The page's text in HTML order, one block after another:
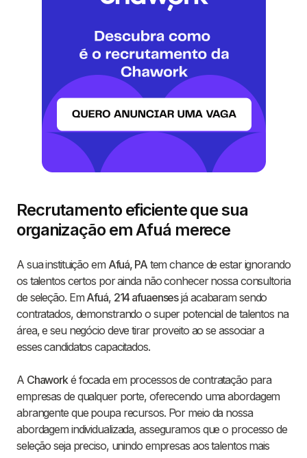
Recrutamento eficiente que sua
organização em Afuá merece
A sua instituição em Afuá, PAtem chance de estar ignorando
os talentos certos por ainda não conhecer nossa consultoria
de seleção. Em Afuá, 214 afuaensesjá acabaram sendo
contratados, demonstrando o super potencial de talentos na
área, e seu negócio deve tirar proveito ao se associar a
esses candidatos capacitados.
A Chaworké focada em processos de contratação para
empresas de qualquer porte, oferecendo uma abordagem
abrangente que poupa recursos. Por meio da nossa
abordagem individualizada, asseguramos que o processo de
seleção seja preciso, unindo empresas aos talentos mais